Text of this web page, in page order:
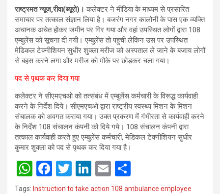
राष्ट्रमत न्यूज,रीवा(ब्यूरो)। कलेक्टर ने मीडिया के माध्यम से प्रसारित
समाचार पर तत्काल संज्ञान लिया है। बजरंग नगर कालोनी के पास एक व्यक्ति
अचानक अचेत होकर जमीन पर गिर गया और वहां उपस्थित लोगों द्वारा 108
एम्बुलेंस को सूचना दी गयी। एम्बुलेंस तो पहुंची लेकिन उस पर उपस्थित
मेडिकल टेक्नीशियन सुधीर शुक्ला मरीज को अस्पताल ले जाने के बजाय लोगों
से बहस करने लगा और मरीज को मौके पर छोड़कर चला गया।
पद से पृथक कर दिया गया
कलेक्टर ने सीएमएचओ को तत्संबंध में एम्बुलेंस कर्मचारी के विरूद्ध कार्यवाही
करने के निर्देश दिये। सीएमएचओ द्वारा राष्ट्रीय स्वस्थ्य मिशन के मिशन
संचालक को अवगत कराया गया। उक्त प्रकरण में गंभीरता से कार्यवाही करने
के निर्देश 108 संचालन कंपनी को दिये गये। 108 संचालन कंपनी द्वारा
तत्काल कार्यवाही करते हुए एम्बुलेंस कर्मचारी, मेडिकल टेक्नीशियन सुधीर
कुमार शुक्ला को पद से पृथक कर दिया गया है।
W
h
F
a
T
wi
Li
n
E
m h
Tags: Instruction to take action 108 ambulance employee